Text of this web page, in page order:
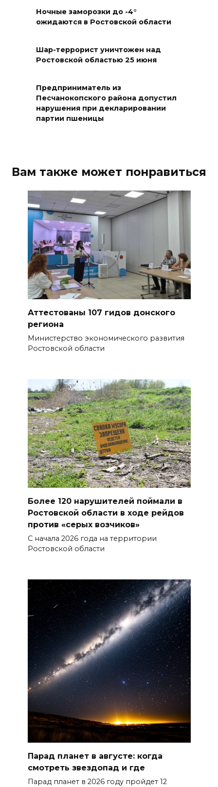
До 120 человек на борту:
имя «Андрей Байков»
Миграционная ситуация на
Дону
07 августа 2026 14:20
надвигаются ливни с градом
07 августа 2026 13:59
В Общественной палате
предложили сократить
рабочий день из-за жары
07 августа 2026 13:43
Памятник Ермаку в
Новочеркасске перекрасили в
черный цвет – общественники
бьют тревогу
07 августа 2026 13:38
операции: основные события
6 августа
07 августа 2026 12:57
Проект Таганрогского музея
победил во втором конкурсе
программы «Красота внутри»
07 августа 2026 12:30
Строить. Создавать. Созидать.
07 августа 2026 12:30
#МЫВМЕСТЕ-2026 вышли 12
проектов
07 августа 2026 12:30
Александр Ищенко отметил
заслуги депутатов-
строителей в помощи
госпиталям, школам и
детским домам
07 августа 2026 12:28
Приемная кампания в
медколледже
07 августа 2026 12:25
Атаку БПЛА отразили ночью в
Ночные заморозки до -4°
ожидаются в Ростовской области
Шар-террорист уничтожен над
Ростовской областью 25 июня
Предприниматель из
Песчанокопского района допустил
нарушения при декларировании
партии пшеницы
Вам также может понравиться
Аттестованы 107 гидов донского
региона
Министерство экономического развития
Ростовской области
Более 120 нарушителей поймали в
Ростовской области в ходе рейдов
против «серых возчиков»
С начала 2026 года на территории
Ростовской области
Парад планет в августе: когда
смотреть звездопад и где
Парад планет в 2026 году пройдет 12